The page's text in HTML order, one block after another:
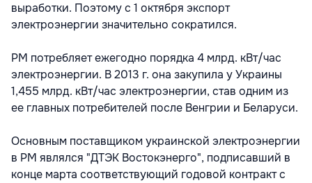
выработки. Поэтому с 1 октября экспорт
электроэнергии значительно сократился.
РМ потребляет ежегодно порядка 4 млрд. кВт/час
электроэнергии. В 2013 г. она закупила у Украины
1,455 млрд. кВт/час электроэнергии, став одним из
ее главных потребителей после Венгрии и Беларуси.
Основным поставщиком украинской электроэнергии
в РМ являлся "ДТЭК Востокэнерго", подписавший в
конце марта соответствующий годовой контракт с